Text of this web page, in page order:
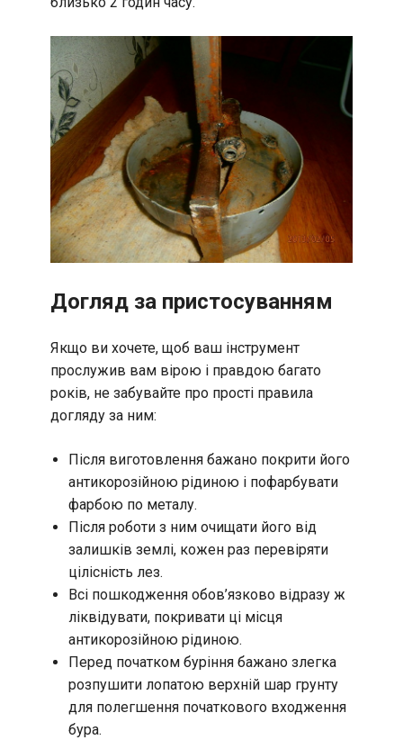
Догляд за пристосуванням
Якщо ви хочете, щоб ваш інструмент
прослужив вам вірою і правдою багато
років, не забувайте про прості правила
догляду за ним:
Після виготовлення бажано покрити його
антикорозійною рідиною і пофарбувати
фарбою по металу.
Після роботи з ним очищати його від
залишків землі, кожен раз перевіряти
цілісність лез.
Всі пошкодження обов’язково відразу ж
ліквідувати, покривати ці місця
антикорозійною рідиною.
Перед початком буріння бажано злегка
розпушити лопатою верхній шар грунту
для полегшення початкового входження
бура.